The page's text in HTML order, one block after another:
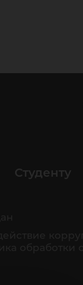
Студенту